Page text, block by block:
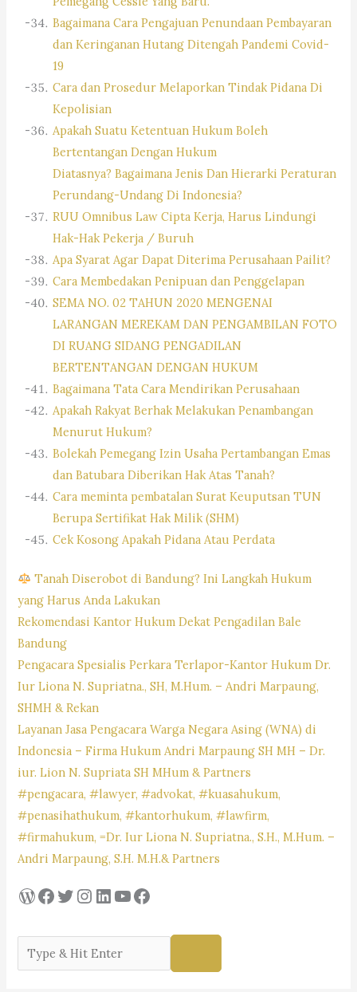
Bagaimana Cara Pengajuan Penundaan Pembayaran
dan Keringanan Hutang Ditengah Pandemi Covid-
19
Cara dan Prosedur Melaporkan Tindak Pidana Di
Kepolisian
Apakah Suatu Ketentuan Hukum Boleh
Bertentangan Dengan Hukum
Diatasnya? Bagaimana Jenis Dan Hierarki Peraturan
Perundang-Undang Di Indonesia?
RUU Omnibus Law Cipta Kerja, Harus Lindungi
Hak-Hak Pekerja / Buruh
Apa Syarat Agar Dapat Diterima Perusahaan Pailit?
Cara Membedakan Penipuan dan Penggelapan
SEMA NO. 02 TAHUN 2020 MENGENAI
LARANGAN MEREKAM DAN PENGAMBILAN FOTO
DI RUANG SIDANG PENGADILAN
BERTENTANGAN DENGAN HUKUM
Bagaimana Tata Cara Mendirikan Perusahaan
Apakah Rakyat Berhak Melakukan Penambangan
Menurut Hukum?
Bolekah Pemegang Izin Usaha Pertambangan Emas
dan Batubara Diberikan Hak Atas Tanah?
Cara meminta pembatalan Surat Keuputsan TUN
Berupa Sertifikat Hak Milik (SHM)
Cek Kosong Apakah Pidana Atau Perdata
Tanah Diserobot di Bandung? Ini Langkah Hukum
yang Harus Anda Lakukan
Rekomendasi Kantor Hukum Dekat Pengadilan Bale
Bandung
Pengacara Spesialis Perkara Terlapor-Kantor Hukum Dr.
Iur Liona N. Supriatna., SH, M.Hum. – Andri Marpaung,
SHMH & Rekan
Layanan Jasa Pengacara Warga Negara Asing (WNA) di
Indonesia – Firma Hukum Andri Marpaung SH MH – Dr.
iur. Lion N. Supriata SH MHum & Partners
#pengacara, #lawyer, #advokat, #kuasahukum,
#penasihathukum, #kantorhukum, #lawfirm,
#firmahukum, =Dr. Iur Liona N. Supriatna., S.H., M.Hum. –
Andri Marpaung, S.H. M.H.& Partners
WordPress
Facebook
Twitter
Instagram
LinkedIn
YouTube
Facebook